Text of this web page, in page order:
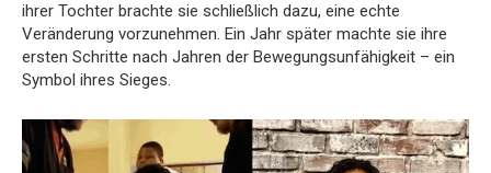
ihrer Tochter brachte sie schließlich dazu, eine echte
Veränderung vorzunehmen. Ein Jahr später machte sie ihre
ersten Schritte nach Jahren der Bewegungsunfähigkeit – ein
Symbol ihres Sieges.